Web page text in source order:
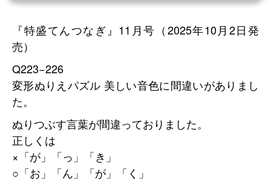
『特盛てんつなぎ』11月号（2025年10月2日発
売）
Q223−226
変形ぬりえパズル 美しい音色に間違いがありまし
た。
ぬりつぶす言葉が間違っておりました。
正しくは
×「が」「っ」「き」
○「お」「ん」「が」「く」